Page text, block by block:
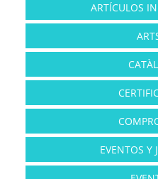
ARTÍCULOS
EVENTOS Y